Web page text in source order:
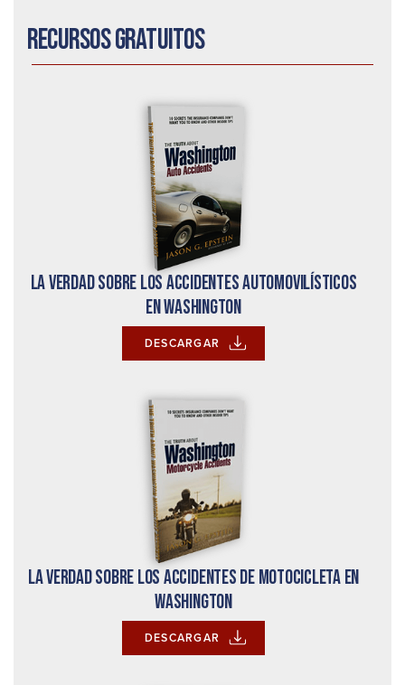
Recursos gratuitos
La verdad sobre los accidentes automovilísticos
en Washington
DESCARGAR
La verdad sobre los accidentes de motocicleta en
Washington
DESCARGAR